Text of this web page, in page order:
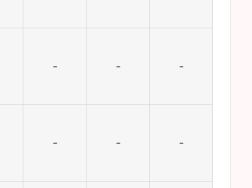
- - -
- - -